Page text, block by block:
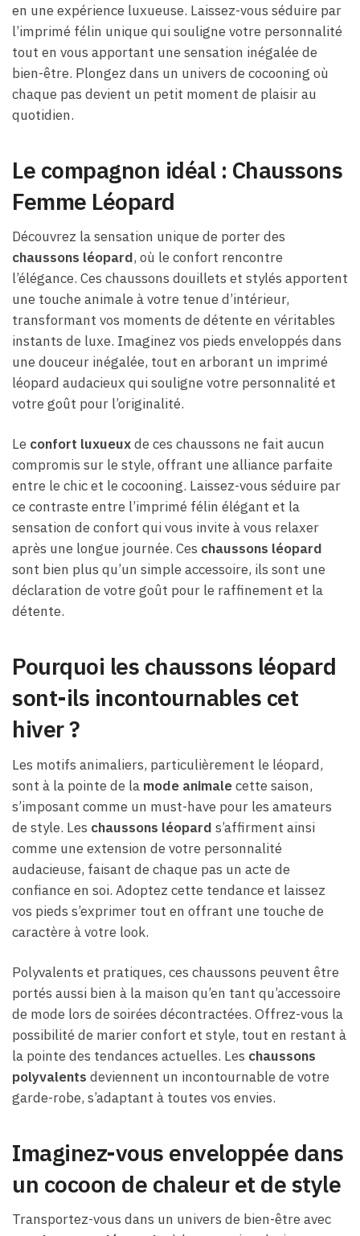
en une expérience luxueuse. Laissez-vous séduire par
l’imprimé félin unique qui souligne votre personnalité
tout en vous apportant une sensation inégalée de
bien-être. Plongez dans un univers de cocooning où
chaque pas devient un petit moment de plaisir au
quotidien.
Le compagnon idéal : Chaussons
Femme Léopard
Découvrez la sensation unique de porter des
chaussons léopard, où le confort rencontre
l’élégance. Ces chaussons douillets et stylés apportent
une touche animale à votre tenue d’intérieur,
transformant vos moments de détente en véritables
instants de luxe. Imaginez vos pieds enveloppés dans
une douceur inégalée, tout en arborant un imprimé
léopard audacieux qui souligne votre personnalité et
votre goût pour l’originalité.
Le confort luxueuxde ces chaussons ne fait aucun
compromis sur le style, offrant une alliance parfaite
entre le chic et le cocooning. Laissez-vous séduire par
ce contraste entre l’imprimé félin élégant et la
sensation de confort qui vous invite à vous relaxer
après une longue journée. Ces chaussons léopard
sont bien plus qu’un simple accessoire, ils sont une
déclaration de votre goût pour le raffinement et la
détente.
Pourquoi les chaussons léopard
sont-ils incontournables cet
hiver ?
Les motifs animaliers, particulièrement le léopard,
sont à la pointe de la mode animalecette saison,
s’imposant comme un must-have pour les amateurs
de style. Les chaussons léopard s’affirment ainsi
comme une extension de votre personnalité
audacieuse, faisant de chaque pas un acte de
confiance en soi. Adoptez cette tendance et laissez
vos pieds s’exprimer tout en offrant une touche de
caractère à votre look.
Polyvalents et pratiques, ces chaussons peuvent être
portés aussi bien à la maison qu’en tant qu’accessoire
de mode lors de soirées décontractées. Offrez-vous la
possibilité de marier confort et style, tout en restant à
la pointe des tendances actuelles. Les chaussons
polyvalents deviennent un incontournable de votre
garde-robe, s’adaptant à toutes vos envies.
Imaginez-vous enveloppée dans
un cocoon de chaleur et de style
Transportez-vous dans un univers de bien-être avec